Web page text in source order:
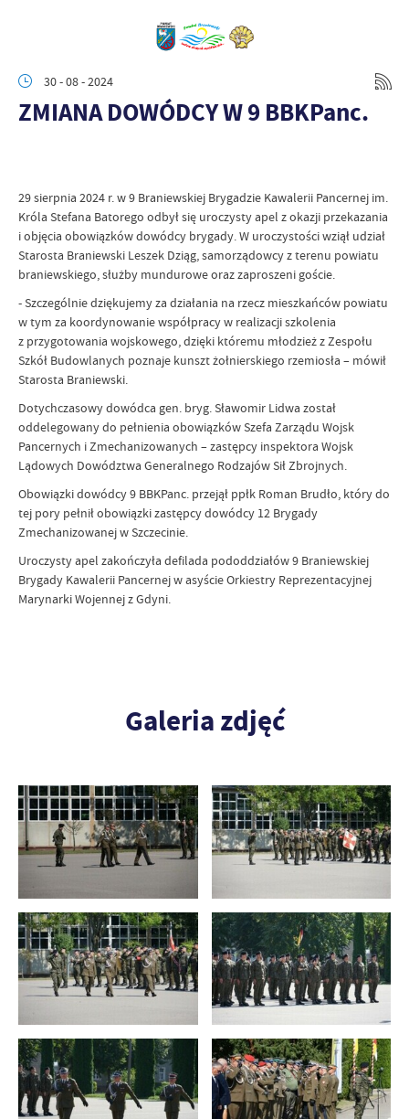
30 - 08 - 2024
ZMIANA DOWÓDCY W 9 BBKPanc.
29 sierpnia 2024 r. w 9 Braniewskiej Brygadzie Kawalerii Pancernej im.
Króla Stefana Batorego odbył się uroczysty apel z okazji przekazania
i objęcia obowiązków dowódcy brygady. W uroczystości wziął udział
Starosta Braniewski Leszek Dziąg, samorządowcy z terenu powiatu
braniewskiego, służby mundurowe oraz zaproszeni goście.
- Szczególnie dziękujemy za działania na rzecz mieszkańców powiatu
w tym za koordynowanie współpracy w realizacji szkolenia
z przygotowania wojskowego, dzięki któremu młodzież z Zespołu
Szkół Budowlanych poznaje kunszt żołnierskiego rzemiosła – mówił
Starosta Braniewski.
Dotychczasowy dowódca gen. bryg. Sławomir Lidwa został
oddelegowany do pełnienia obowiązków Szefa Zarządu Wojsk
Pancernych i Zmechanizowanych – zastępcy inspektora Wojsk
Lądowych Dowództwa Generalnego Rodzajów Sił Zbrojnych.
Obowiązki dowódcy 9 BBKPanc. przejął ppłk Roman Brudło, który do
tej pory pełnił obowiązki zastępcy dowódcy 12 Brygady
Zmechanizowanej w Szczecinie.
Uroczysty apel zakończyła defilada pododdziałów 9 Braniewskiej
Brygady Kawalerii Pancernej w asyście Orkiestry Reprezentacyjnej
Marynarki Wojennej z Gdyni.
Galeria zdjęć